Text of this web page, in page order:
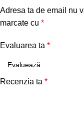
Adresa ta de email nu
marcate cu *
Evaluarea ta *
Recenzia ta *